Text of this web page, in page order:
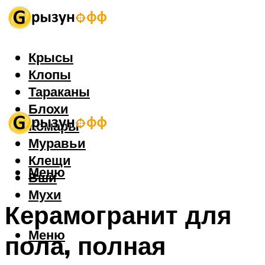
Крысы
Клопы
Тараканы
Блохи
Комары
Муравьи
Клещи
Вши
Мухи
Меню
Меню
Керамогранит для
пола, полная